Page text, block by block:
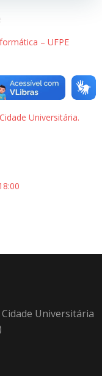
– UFPE
Universitária.
Universitária